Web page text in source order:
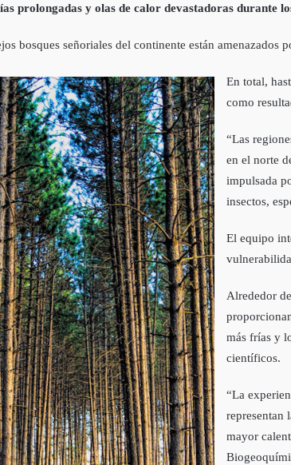
prolongadas y olas de calor devastadoras durante
bosques señoriales del continente están
En total,
como
“Las
en el norte
impulsada
insectos,
El equipo
Alrededor
más frías y
científicos.
“La
representan
mayor